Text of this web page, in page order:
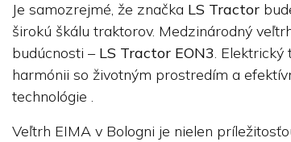
Je samozrejmé, že značka LS Tractor
širokú škálu traktorov. Medzinárodný
budúcnosti – LS Tractor EON3. Elektrický
harmónii so životným prostredím a
technológie .
Veľtrh EIMA v Bologni je nielen